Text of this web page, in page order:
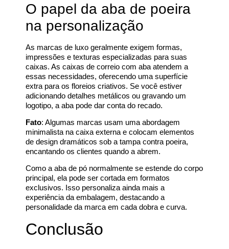
O papel da aba de poeira
na personalização
As marcas de luxo geralmente exigem formas,
impressões e texturas especializadas para suas
caixas. As caixas de correio com aba atendem a
essas necessidades, oferecendo uma superfície
extra para os floreios criativos. Se você estiver
adicionando detalhes metálicos ou gravando um
logotipo, a aba pode dar conta do recado.
Fato: Algumas marcas usam uma abordagem
minimalista na caixa externa e colocam elementos
de design dramáticos sob a tampa contra poeira,
encantando os clientes quando a abrem.
Como a aba de pó normalmente se estende do corpo
principal, ela pode ser cortada em formatos
exclusivos. Isso personaliza ainda mais a
experiência da embalagem, destacando a
personalidade da marca em cada dobra e curva.
Conclusão